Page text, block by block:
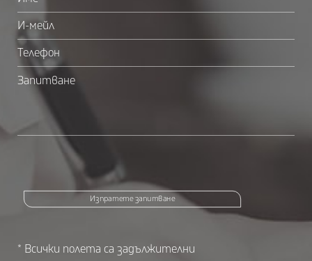
Изпратете запитване
* Всички полета са задължителни